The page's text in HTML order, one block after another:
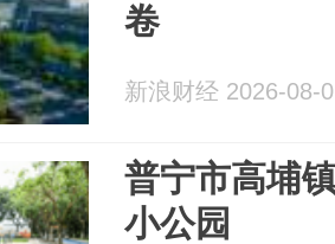
卷
新浪财经 2026-08-
普宁市高埔
小公园